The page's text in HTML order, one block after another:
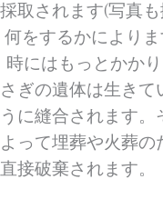
取されます(写真
何をするかにより
時にはもっとかか
ぎの遺体は生きて
に縫合されます。
って埋葬や火葬の
接破棄されます。